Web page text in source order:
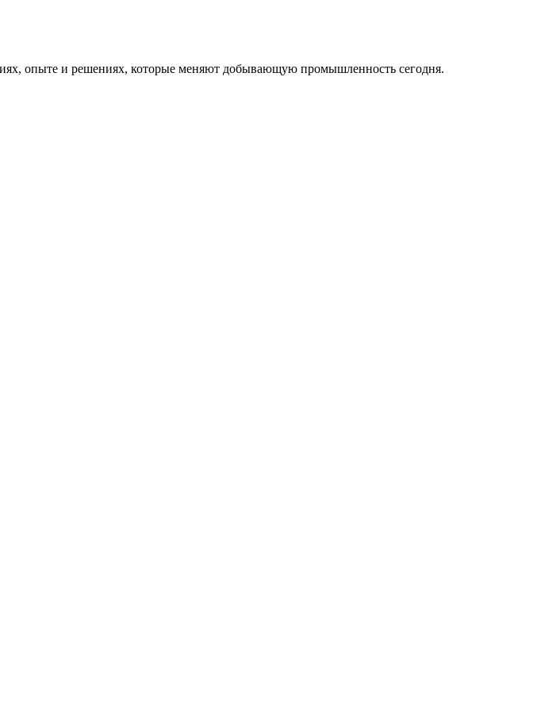
опыте и решениях, которые меняют добывающую промышленность сегодня.